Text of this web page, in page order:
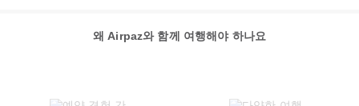
왜 Airpaz와 함께 여행해야 하나요